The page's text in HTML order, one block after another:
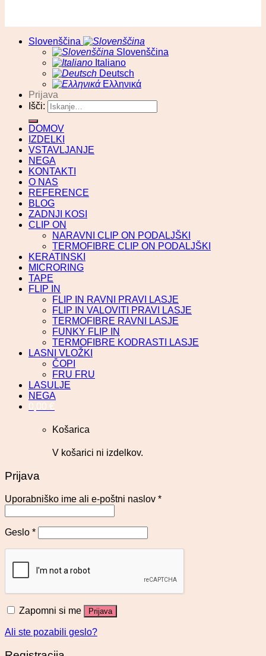
Slovenščina
Slovenščina
Italiano
Deutsch
Ελληνικά
Prijava
Išči:
DOMOV
IZDELKI
VSTAVLJANJE
NEGA
KONTAKTI
O NAS
REFERENCE
BLOG
ZADNJI KOSI
CLIP ON
NARAVNI CLIP ON PODALJŠKI
TERMOFIBRE CLIP ON PODALJŠKI
KERATINSKI
MICRORING
TAPE
FLIP IN
FLIP IN RAVNI PRAVI LASJE
FLIP IN VALOVITI PRAVI LASJE
TERMOFIBRE RAVNI LASJE
FUNKY FLIP IN
TERMOFIBRE KODRASTI LASJE
LASNI VLOŽKI
ČOPI
FRU FRU
LASULJE
NEGA
0,00 €
Košarica
V košarici ni izdelkov.
Prijava
Uporabniško ime ali e-poštni naslov *
Geslo *
Zapomni si me Prijava
Ali ste pozabili geslo?